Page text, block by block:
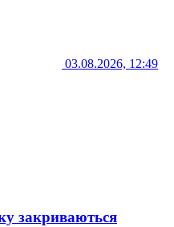
03.08.2026, 12:49
закриваються